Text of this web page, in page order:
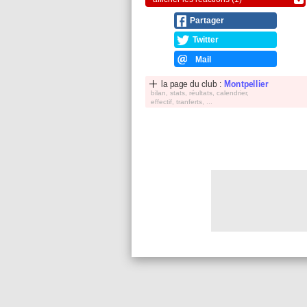
Partager
Twitter
Mail
la page du club : Montpellier
bilan, stats, réultats, calendrier,
effectif, tranferts, ...